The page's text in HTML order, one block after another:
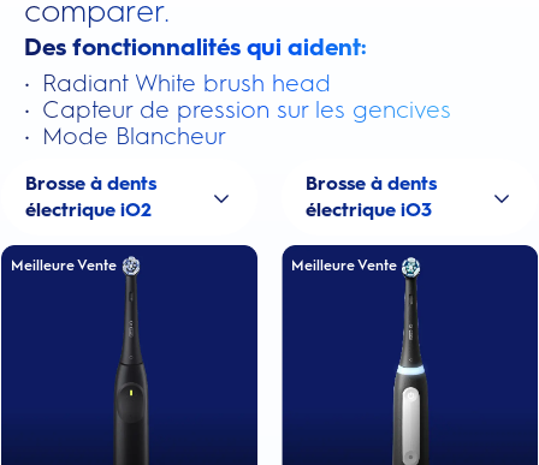
comparer.
Des fonctionnalités qui aident:
• Radiant White brush head
• Capteur de pression sur les gencives
• Mode Blancheur
Brosse à dents
électrique iO2
Meilleure Vente
Brosse à dents
électrique iO3
Meilleure Vente